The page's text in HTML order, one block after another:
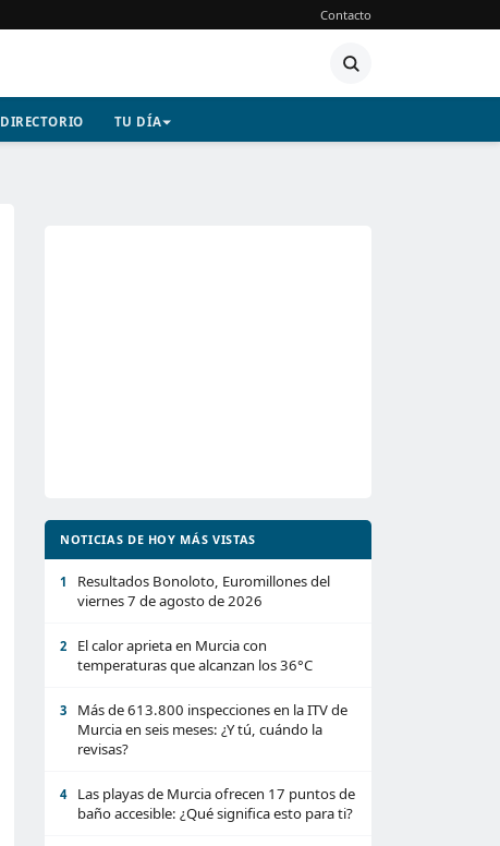
Contacto
DIRECTORIO TU DÍA
NOTICIAS DE HOY MÁS VISTAS
1
Resultados Bonoloto, Euromillones del
viernes 7 de agosto de 2026
2
El calor aprieta en Murcia con
temperaturas que alcanzan los 36°C
3
Más de 613.800 inspecciones en la ITV de
Murcia en seis meses: ¿Y tú, cuándo la
revisas?
4
Las playas de Murcia ofrecen 17 puntos de
baño accesible: ¿Qué significa esto para ti?